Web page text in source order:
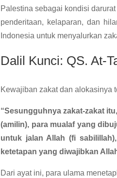
Palestina sebagai kondisi
penderitaan, kelaparan, dan
Indonesia untuk menyalurkan
Dalil Kunci: QS. At-
Kewajiban zakat dan alokasinya
“Sesungguhnya zakat-zakat
(amilin), para mualaf yang
untuk jalan Allah (fi
ketetapan yang diwajibkan
Dari ayat ini, para ulama